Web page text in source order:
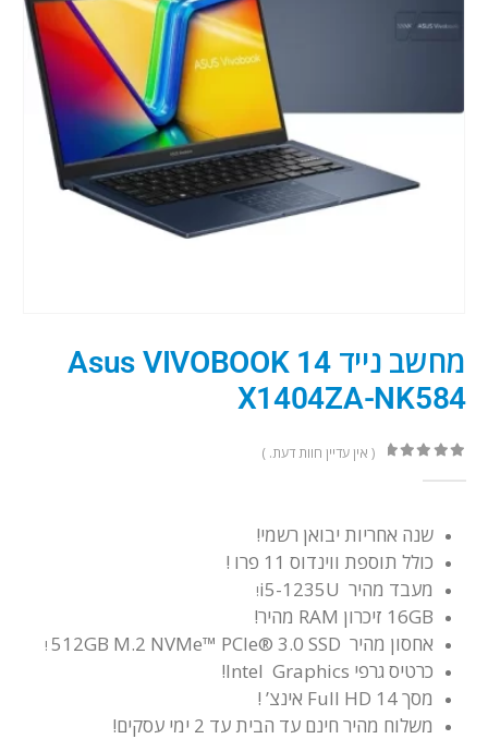
מחשב נייד Asus VIVOBOOK 14
X1404ZA-NK584
( אין עדיין חוות דעת. )
שנה אחריות יבואן רשמי!
כולל תוספת ווינדוס 11 פרו !
מעבד מהיר i5-1235U
!
16GB זיכרון RAM מהיר!
אחסון מהיר 512GB M.2 NVMe™ PCIe® 3.0 SSD
!
כרטיס גרפי Intel Graphics!
מסך Full HD 14 אינצ’ !
משלוח מהיר חינם עד הבית עד 2 ימי עסקים!